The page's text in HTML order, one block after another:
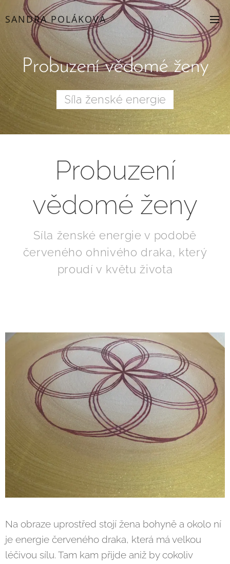
SANDRA POLÁKOVÁ
Probuzení vědomé ženy
Síla ženské energie
Probuzení
vědomé ženy
Síla ženské energie v podobě
červeného ohnivého draka, který
proudí v květu života
Na obraze uprostřed stojí žena bohyně a okolo ní
je energie červeného draka, která má velkou
léčivou sílu. Tam kam přijde aniž by cokoliv